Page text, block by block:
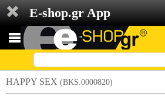
E-shop.gr App
HAPPY SEX (BKS.0000820)